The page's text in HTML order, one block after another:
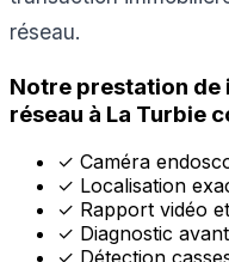
réseau.
Notre prestation de
réseau à La Turbie
✓ Caméra
✓ Localisation
✓ Rapport vidéo
✓ Diagnostic